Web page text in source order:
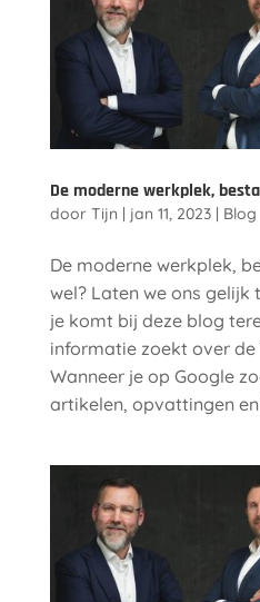
De moderne werkplek,
door Tijn | jan 11, 2023| Blog
De moderne werkplek,
wel? Laten we ons gelijk
je komt bij deze blog
informatie zoekt over de
Wanneer je op Google
artikelen, opvattingen en